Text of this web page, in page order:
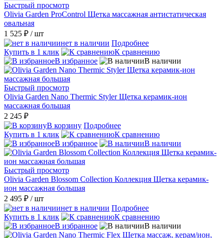
Быстрый просмотр
Olivia Garden ProControl Щетка массажная антистатическая
овальная
1 525 ₽ / шт
нет в наличии Подробнее
Купить в 1 клик
К сравнению
В избранное
В наличии
Быстрый просмотр
Olivia Garden Nano Thermic Styler Щетка керамик-ион
массажная большая
2 245 ₽
В корзину Подробнее
Купить в 1 клик
К сравнению
В избранное
В наличии
Быстрый просмотр
Olivia Garden Blossom Collection Коллекция Щетка керамик-
ион массажная большая
2 495 ₽ / шт
нет в наличии Подробнее
Купить в 1 клик
К сравнению
В избранное
В наличии